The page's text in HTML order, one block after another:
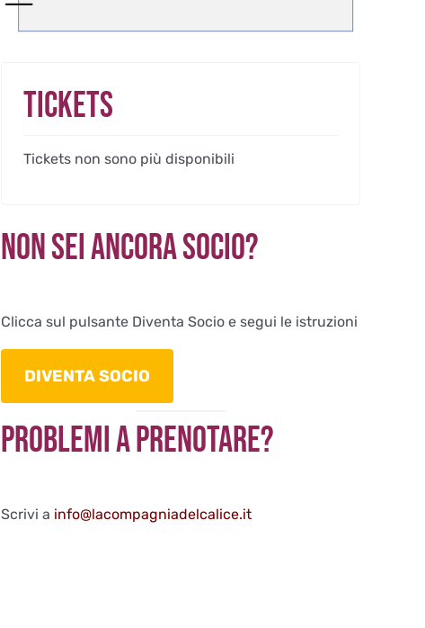
Tickets
Tickets non sono più disponibili
Non sei ancora Socio?
Clicca sul pulsante Diventa Socio e segui le istruzioni
DIVENTA SOCIO
Problemi a Prenotare?
Scrivi a info@lacompagniadelcalice.it